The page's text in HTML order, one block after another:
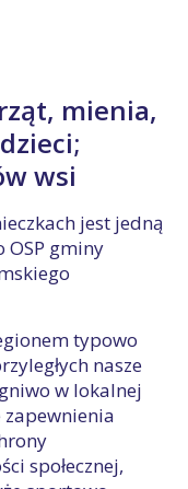
mienia,
wsi
jest jedną
OSP gminy
typowo
nasze
w lokalnej
zapewnienia
społecznej,